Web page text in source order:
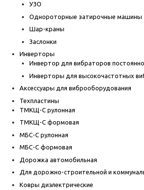
УЗО
Однороторные затирочные машины
Шар-краны
Заслонки
Инверторы
Инвертор для вибраторов
Инверторы для высокочастотных
Аксессуары для виброоборудования
Техпластины
ТМКЩ-С рулонная
ТМКЩ-С формовая
МБС-С рулонная
МБС-С формовая
Дорожка автомобильная
Для дорожно-строительной и
Ковры диэлектрические